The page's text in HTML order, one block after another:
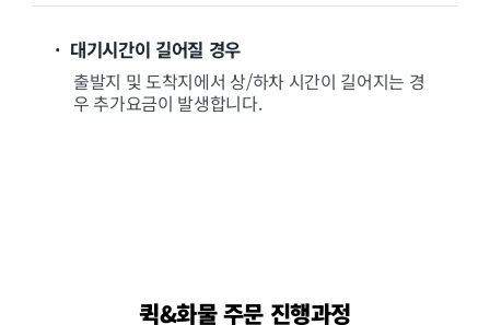
· 대기시간이 길어질 경우
출발지 및 도착지에서 상/하차 시간이 길어지는 경
우 추가요금이 발생합니다.
퀵&화물 주문 진행과정